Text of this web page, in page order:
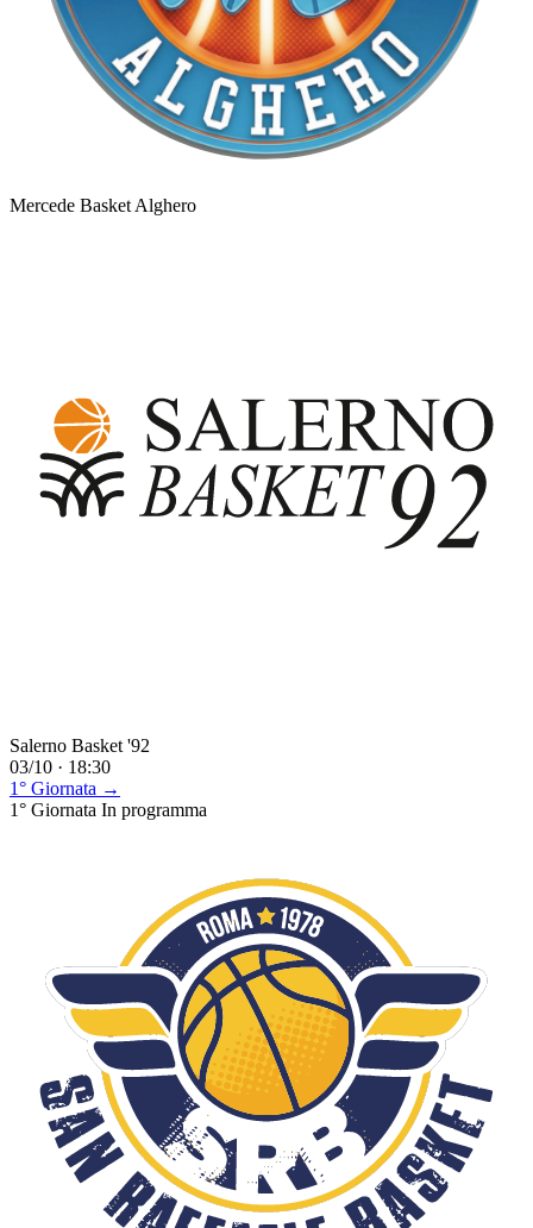
Mercede Basket Alghero
Salerno Basket '92
03/10 · 18:30
1° Giornata →
1° Giornata In programma